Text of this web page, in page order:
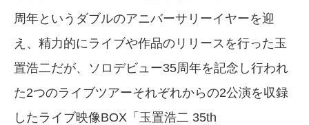
周年というダブルのアニバーサリーイヤーを迎
え、精力的にライブや作品のリリースを行った玉
置浩二だが、ソロデビュー35周年を記念し行われ
た2つのライブツアーそれぞれからの2公演を収録
したライブ映像BOX「玉置浩二 35th